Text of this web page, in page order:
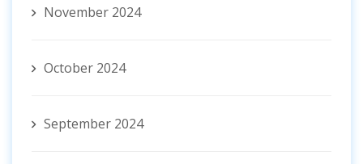
November 2024
October 2024
September 2024